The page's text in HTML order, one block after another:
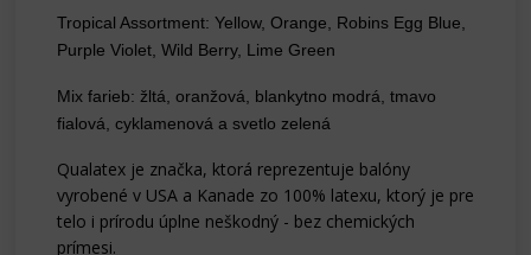
Tropical Assortment: Yellow, Orange, Robins Egg Blue,
Purple Violet, Wild Berry, Lime Green
Mix farieb: žltá, oranžová, blankytno modrá, tmavo
fialová, cyklamenová a svetlo zelená
Qualatex je značka, ktorá reprezentuje balóny
vyrobené v USA a Kanade zo 100% latexu, ktorý je pre
telo i prírodu úplne neškodný - bez chemických
prímesi.